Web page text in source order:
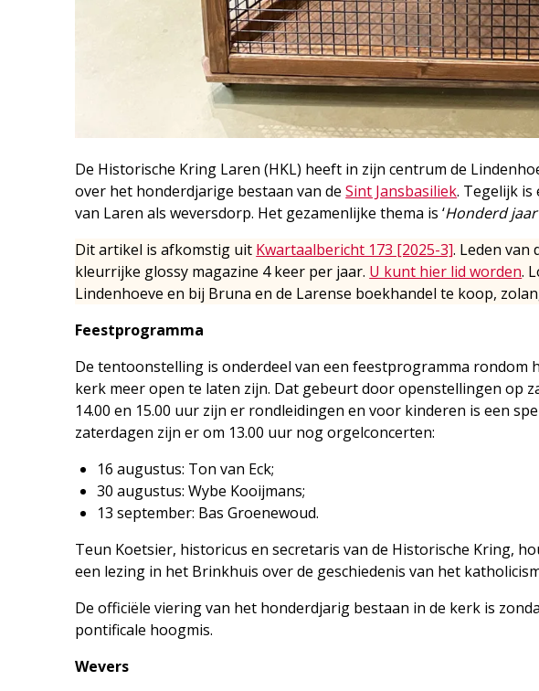
De Historische Kring Laren (HKL) heeft in zijn centrum de
over het honderdjarige bestaan van deSint Jansbasiliek. Tegelijk
van Laren als weversdorp. Het gezamenlijke thema is ‘Honderd jaar
Dit artikel is afkomstig uit Kwartaalbericht 173 [2025-3]. Leden van
kleurrijke glossy magazine 4 keer per jaar. U kunt hier lid worden.
Lindenhoeve en bij Bruna en de Larense boekhandel te koop,
Feestprogramma
De tentoonstelling is onderdeel van een feestprogramma rondom
kerk meer open te laten zijn. Dat gebeurt door openstellingen op
14.00 en 15.00 uur zijn er rondleidingen en voor kinderen is een
zaterdagen zijn er om 13.00 uur nog orgelconcerten:
16 augustus: Ton van Eck;
30 augustus: Wybe Kooijmans;
13 september: Bas Groenewoud.
Teun Koetsier, historicus en secretaris van de Historische Kring,
een lezing in het Brinkhuis over de geschiedenis van het
De officiële viering van het honderdjarig bestaan in de kerk is
pontificale hoogmis.
Wevers